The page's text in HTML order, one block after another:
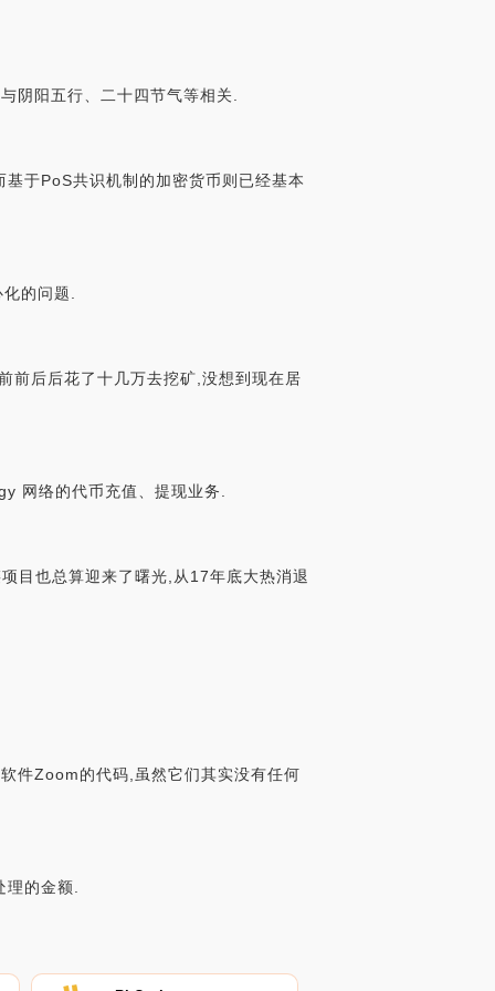
阴阳五行、二十四节气等相关.
于PoS共识机制的加密货币则已经基本
的问题.
前后后花了十几万去挖矿,没想到现在居
网络的代币充值、提现业务.
目也总算迎来了曙光,从17年底大热消退
件Zoom的代码,虽然它们其实没有任何
的金额.